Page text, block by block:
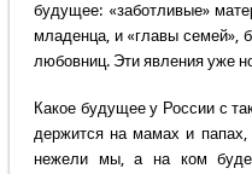
будущее: «заботливые»
младенца, и «главы семей»,
любовниц. Эти явления уже
Какое будущее у России с
держится на мамах и папах,
нежели мы, а на ком